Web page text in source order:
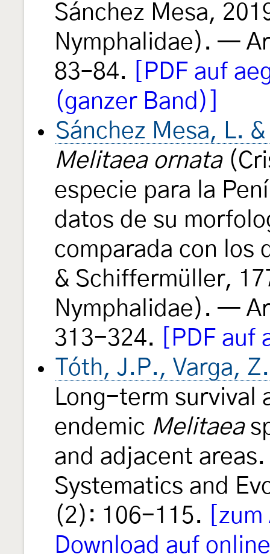
Sánchez Mesa,
Nymphalidae). —
83–84.
[PDF auf
(ganzer Band)]
Sánchez Mesa, L.
Melitaea ornata
especie para la
datos de su
comparada con los
& Schiffermüller,
Nymphalidae). —
313-324.
[PDF
Tóth, J.P., Varga,
Long-term survival
endemic Melitaea
and adjacent
Systematics and
(2): 106-115.
Download auf